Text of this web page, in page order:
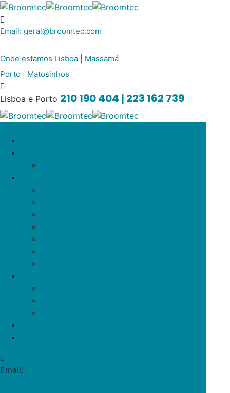
Email: geral@broomtec.com
Onde estamos Lisboa | Massamá
Porto | Matosinhos
Lisboa e Porto 210 190 404 | 223 162 739
Email: